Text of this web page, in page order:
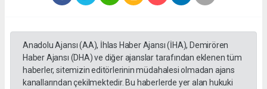
Anadolu Ajansı (AA), İhlas Haber Ajansı (İHA), Demirören
Haber Ajansı (DHA) ve diğer ajanslar tarafından eklenen tüm
haberler, sitemizin editörlerinin müdahalesi olmadan ajans
kanallarından çekilmektedir. Bu haberlerde yer alan hukuki